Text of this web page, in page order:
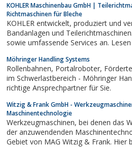
Rohrleitungsbau PE - PP.Fachbetrieb
Bauartzulassung gem. WHG vom DIBT.
KOHLER Maschinenbau GmbH |
Richtmaschinen für Bleche
KOHLER entwickelt, produziert und vertreibt innovative
Bandanlagen und
sowie umfassende Services an.
Möhringer Handling Systems
Rollenbahnen, Portalroboter, Fördertechnik und Automatisierung
im Schwerlastbereich - Möhringer
richtige Ansprechpartner für Sie.
Witzig & Frank GmbH -
Maschinentechnologie
Werkzeugmaschinen, bei denen das Werkstück im Mittelpunkt
der anzuwendenden Maschinentechnologie
Gebiet von MAG Witzig & Frank. Hier